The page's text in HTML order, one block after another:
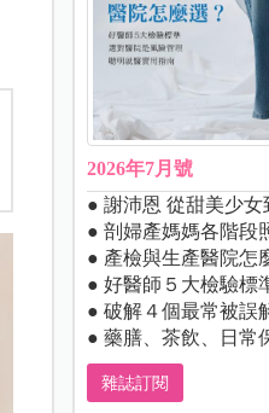
2026年7月號
● 謝沛恩 從甜美少女
● 剖婦產媽媽各階段
● 產檢與生產醫院怎
● 好醫師５大檢驗標
● 破解４個最常被誤
● 藥膳、茶飲、日常
雜誌訂閱